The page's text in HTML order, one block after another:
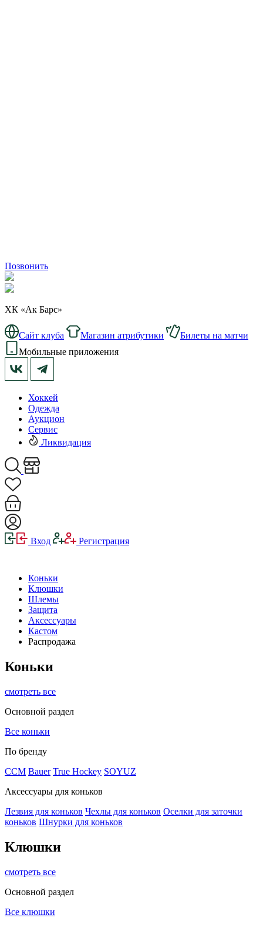
Позвонить
ХК «Ак Барс»
Сайт клуба Магазин атрибутики
Билеты на матчи
Мобильные приложения
Хоккей
Одежда
Аукцион
Сервис
Ликвидация
Вход Регистрация
Коньки
Клюшки
Шлемы
Защита
Аксессуары
Кастом
Распродажа
Коньки
смотреть все
Основной раздел
Все коньки
По бренду
ССМ Bauer True Hockey SOYUZ
Аксессуары для коньков
Лезвия для коньков Чехлы для коньков Оселки для заточки
коньков Шнурки для коньков
Клюшки
смотреть все
Основной раздел
Все клюшки